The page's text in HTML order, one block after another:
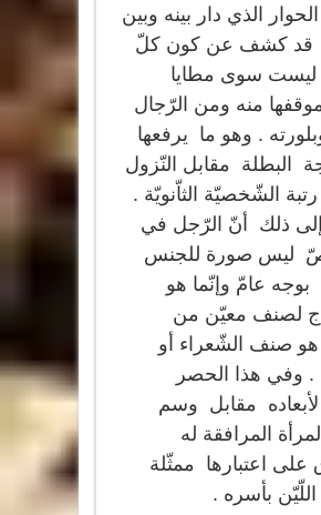
الذي دار بينه وبين
قد كشف عن كون كلّ
ليست سوى مطايا
موقفها منه ومن الرّجال
. وهو ما يرفعها
البطلة مقابل النّزول
الشّخصيّة الثاّنويّة .
ذلك أنّ الرّجل في
ليس صورة للجنس
عامّ وإنّما هو
لصنف معيّن من
هو صنف الشّعراء أو
. وفي هذا الحصر
لأبعاده مقابل وسم
المرافقة له
على اعتبارها ممثّلة
بأسره .